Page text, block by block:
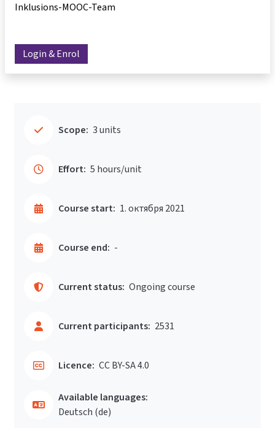
Inklusions-MOOC-Team
Login & Enrol
Scope: 3 units
Effort: 5 hours/unit
Course start: 1. октября 2021
Course end: -
Current status: Ongoing course
Current participants: 2531
Licence: CC BY-SA 4.0
Available languages:
Deutsch ‎(de)‎